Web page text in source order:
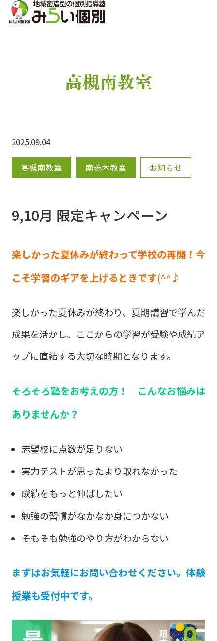
高槻南教室
2025.09.04
高槻南教室 南茨木教室 お知らせ
9,10月 限定キャンペーン
楽しかった夏休みが終わって学校の再開！今
こそ学習のギアを上げるときです(^^♪
楽しかった夏休みが終わり、夏期講習で学んだ
成果を活かし、ここからの学習が受験や成績ア
ップに直結する大切な時期となります。
そろそろ塾をお考えの方！ こんなお悩みは
ありませんか？
志望校に点数が足りない
実力テストが思ったより取れなかった
成績をもっと伸ばしたい
勉強の習慣がなかなか身につかない
そもそも勉強のやり方がわからない
まずはお気軽にお問い合わせください。体験
授業も受付中です。